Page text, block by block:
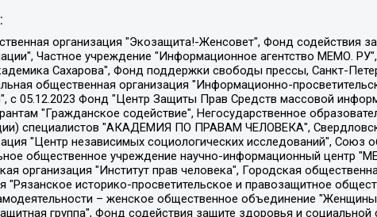
Свердловский региональный общественный фонд социальных проектов "Новое время", "Idel.Реалии", Кавказ.Реалии, Крым.Реалии, Телеканал Настоящее Время, Татаро-башкирская служба Радио Свобода (Azatliq Radiosi), Радио Свободная Европа/Радио Свобода (PCE/PC), "Сибирь.Реалии", "Фактограф", Благотворительный фонд помощи осужденным и их семьям, Автономная некоммерческая организация "Институт глобализации и социальных движений", Фонд "В защиту прав заключенных", Частное учреждение "Центр поддержки и содействия развитию средств массовой информации", Пензенский региональный общественный благотворительный фонд "Гражданский союз", "Север.Реалии", Некоммерческая организация Фонд "Правовая инициатива", Общество с ограниченной ответственностью "Радио Свободная Европа/Радио Свобода", Чешское информационное агентство "MEDIUM-ORIENT", Красноярская региональная общественная организация "Мы против СПИДа", Камалягин Денис Николаевич, Маркелов Сергей Евгеньевич, Пономарев Лев Александрович, Савицкая Людмила Алексеевна, Автономная некоммерческая организация "Центр по работе с проблемой насилия "НАСИЛИЮ.НЕТ", Межрегиональный профессиональный союз работников здравоохранения "Альянс врачей", Юридическое лицо, зарегистрированное в Латвийской Республике, SIA "Medusa Project" (регистрационный номер 40103797863, дата регистрации 10.06.2014), Некоммерческая организация "Фонд по борьбе с коррупцией", Автономная некоммерческая организация "Институт права и публичной политики", Баданин Роман Сергеевич, Гликин Максим Александрович, Железнова Мария Михайловна, Лукьянова Юлия Сергеевна, Маетная Елизавета Витальевна, Маняхин Петр Борисович, Чуракова Ольга Владимировна, Ярош Юлия Петровна, Юридическое лицо "The Insider SIA", зарегистрированное в Риге, Латвийская Республика (дата регистрации 26.06.2015), являющееся администратором доменного имени интернет-издания "The Insider SIA", https://theins.ru, Постернак Алексей Евгеньевич, Рубин Михаил Аркадьевич, Анин Роман Александрович, Юридическое лицо Istories fonds, зарегистрированное в Латвийской Республике (регистрационный номер 50008295751, дата регистрации 24.02.2020), Великовский Дмитрий Александрович, Долинина Ирина Николаевна, Мароховская Алеся Алексеевна, Шлейнов Роман Юрьевич, Шмагун Олеся Валентиновна, Общество с ограниченной ответственностью "Альтаир 2021", Общество с ограниченной ответственностью "Вега 2021", Общество с ограниченной ответственностью "Главный редактор 2021", Общество с ограниченной ответственностью "Ромашки монолит", Важенков Артем Валерьевич, Ивановская областная общественная организация "Центр гендерных исследований", Гурман Юрий Альбертович, Медиапроект "ОВД-Инфо", Егоров Владимир Владимирович, Жилинский Владимир Александрович, Общество с ограниченной ответственностью "ЗП", Иванова София Юрьевна, Карезина Инна Павловна, Кильтау Екатерина Викторовна, Петров Алексей Викторович, Пискунов Сергей Евгеньевич, Смирнов Сергей Сергеевич, Тихонов Михаил Сергеевич, Общество с ограниченной ответственностью "ЖУРНАЛИСТ-ИНОСТРАННЫЙ АГЕНТ", Арапова Галина Юрьевна, Вольтская Татьяна Анатольевна, Американская компания "Mason G.E.S. Anonymous Foundation" (США), являющаяся владельцем интернет-издания https://mnews.world/, Компания "Stichting Bellingcat", зарегистрированная в Нидерландах (дата регистрации 11.07.2018), Захаров Андрей Вячеславович, Клепиковская Екатерина Дмитриевна, Общество с ограниченной ответственностью "МЕМО", Перл Роман Александрович, Симонов Евгений Алексеевич, Соловьева Елена Анатольевна, Сотников Даниил Владимирович, Сурначева Елизавета Дмитриевна, Автономная некоммерческая организация по защите прав человека и информированию населения "Якутия – Наше Мнение", Общество с ограниченной ответственностью "Москоу диджитал медиа", с 26.01.2023 Общество с ограниченной ответственностью "Чайка Белые сады", Ветошкина Валерия Валерьевна, Заговора Максим Александрович, Межрегиональное общественное движение